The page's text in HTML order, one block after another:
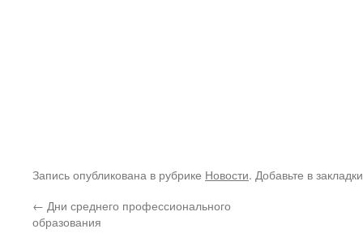
Запись опубликована в рубрике Новости. Добавьте в
← Дни среднего профессионального
образования